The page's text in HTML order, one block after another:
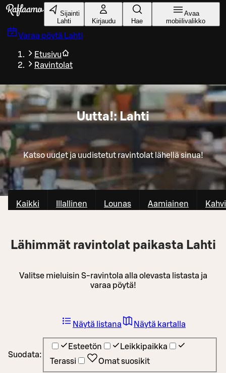
Siirry pääsisältöön
Sijainti
Lahti
Kirjaudu Hae
Avaa
mobiilivalikko
Varaa pöytä Lahti
Etusivu
Ravintolat
Uutta!: Lahti
Katso uudet ja uudistetut ravintolat lähellä sinua!
Kaikki Illallinen Lounas Aamiainen
Lähimmät ravintolat paikasta Lahti
Valitse mieluisin S-ravintola alla olevasta listasta ja
varaa pöytä!
Suodata:
Esteetön
Leikkipaikka
Terassi
Omat suosikit
Näytä listana Näytä kartalla